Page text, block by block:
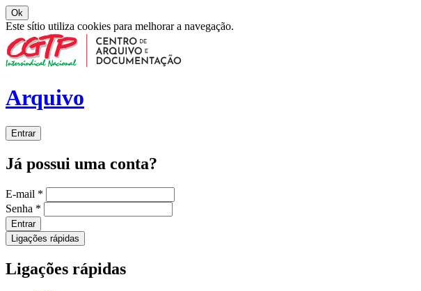
Ok
Este sítio utiliza cookies para melhorar a navegação.
Arquivo
Entrar
Já possui uma conta?
E-mail *
Senha *
Entrar
Ligações rápidas
Ligações rápidas